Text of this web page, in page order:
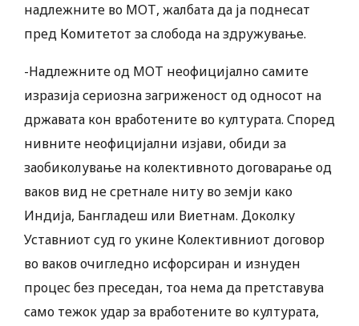
надлежните во МОТ, жалбата да ја поднесат
пред Комитетот за слобода на здружување.
-Надлежните од МОТ неофицијално самите
изразија сериозна загриженост од односот на
државата кон вработените во културата. Според
нивните неофицијални изјави, обиди за
заобиколување на колективното договарање од
ваков вид не сретнале ниту во земји како
Индија, Бангладеш или Виетнам. Доколку
Уставниот суд го укине Колективниот договор
во ваков очигледно исфорсиран и изнуден
процес без преседан, тоа нема да претставува
само тежок удар за вработените во културата,